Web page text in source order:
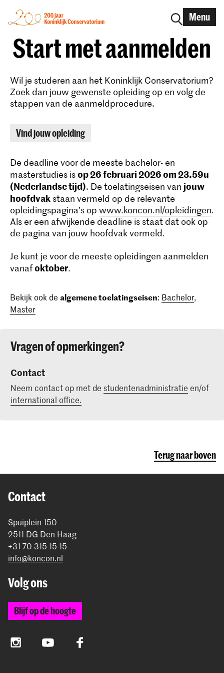
Menu
Start met aanmelden
Wil je studeren aan het Koninklijk Conservatorium?
Zoek dan jouw gewenste opleiding op en volg de
stappen van de aanmeldprocedure.
Vind jouw opleiding
De deadline voor de meeste bachelor- en
masterstudies isop 26 februari 2026 om 23.59u
(Nederlandse tijd). De toelatingseisen van jouw
hoofdvak staan vermeld op de relevante
opleidingspagina’s op www.koncon.nl/opleidingen.
Als er een afwijkende deadline is staat dat ook op
de pagina van jouw hoofdvak vermeld.
Je kunt je voor de meeste opleidingen aanmelden
vanafoktober.
Bekijk ook de algemene toelatingseisen: Bachelor,
Master
Vragen of opmerkingen?
Contact
Neem contact op met de studentenadministratie en/of
international office.
Terug naar boven
Contact
Spuiplein 150
2511 DG Den Haag
+31 70 315 15 15
info@koncon.nl
Volg ons
Blijf op de hoogte
InstagramYouTube Facebook